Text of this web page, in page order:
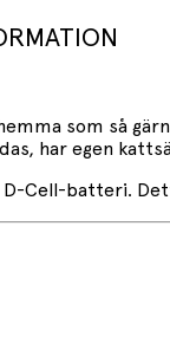
som så
har egen
D-Cell-batteri.